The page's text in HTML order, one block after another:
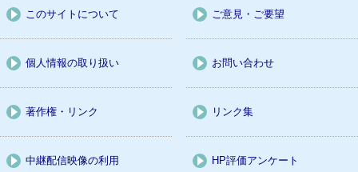
このサイトについて ご意見・ご要望
個人情報の取り扱い お問い合わせ
著作権・リンク リンク集
中継配信映像の利用 HP評価アンケート